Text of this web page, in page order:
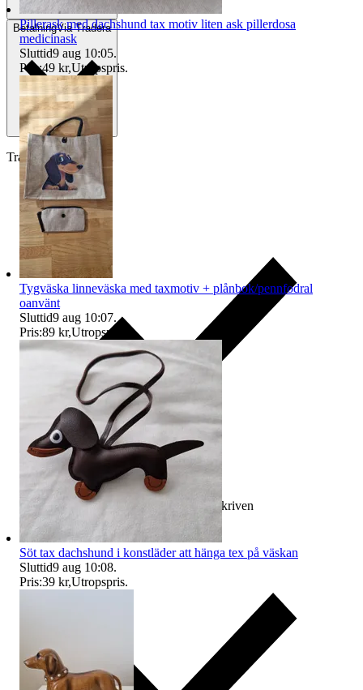
BetalningVia Tradera
Traderas köparskydd
Ersättning om varan inte är som beskriven
Pillerask med dachshund tax motiv liten ask pillerdosa
medicinask
Sluttid9 aug 10:05.
Pris:49 kr,Utropspris.
Tygväska linneväska med taxmotiv + plånbok/pennfodral
oanvänt
Sluttid9 aug 10:07.
Pris:89 kr,Utropspris
Söt tax dachshund i konstläder att hänga tex på väskan
Sluttid9 aug 10:08.
Pris:39 kr,Utropspris.